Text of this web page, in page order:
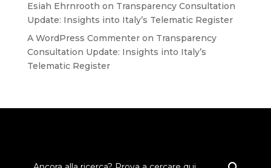
Esiah Ehrnrooth on Transparency Consultation
Update: Insights into Italy’s Telematic Register
A WordPress Commenteron Transparency
Consultation Update: Insights into Italy’s
Telematic Register